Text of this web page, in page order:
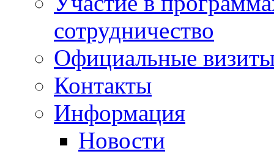
сотрудничество
Официальные
Контакты
Информация
Новости